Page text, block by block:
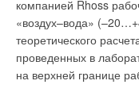
компанией Rhoss
«воздух–вода»
теоретического
проведенных в
на верхней границе
сервоприводами
по радиоканалу на
практически не
устройствами, что
бесперебойность